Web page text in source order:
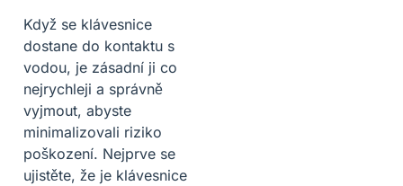
Když se klávesnice
dostane do kontaktu s
vodou, je zásadní ji co
nejrychleji a správně
vyjmout, abyste
minimalizovali riziko
poškození. Nejprve se
ujistěte, že je klávesnice